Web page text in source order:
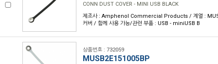
CONN DUST COVER - MINI USB BLACK
제조사 : Amphenol Commercial Products / 계열 :
커버 / 함께 사용 가능/관련 부품 : USB - miniUSB B
상품번호 : 732059
MUSB2E151005BP